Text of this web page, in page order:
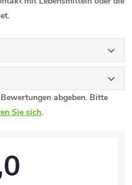
abgeben. Bitte
Sie sich.